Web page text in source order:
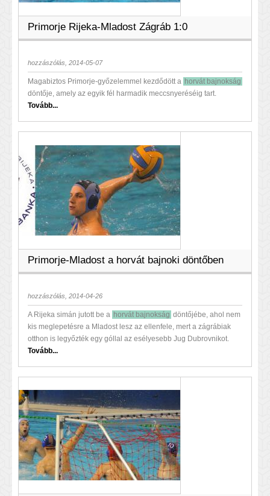
Primorje Rijeka-Mladost Zágráb 1:0
hozzászólás, 2014-05-07
Magabiztos Primorje-győzelemmel kezdődött a horvát bajnokság
döntője, amely az egyik fél harmadik meccsnyeréséig tart.
Tovább...
Primorje-Mladost a horvát bajnoki döntőben
hozzászólás, 2014-04-26
A Rijeka simán jutott be a horvát bajnokság döntőjébe, ahol nem
kis meglepetésre a Mladost lesz az ellenfele, mert a zágrábiak
otthon is legyőzték egy góllal az esélyesebb Jug Dubrovnikot.
Tovább...